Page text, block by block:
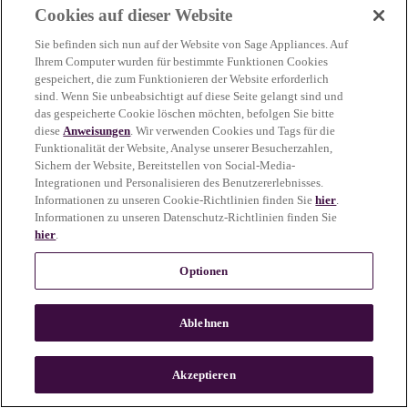
more information)
n
Cookies auf dieser Website
Sie befinden sich nun auf der Website von Sage Appliances. Auf
Ihrem Computer wurden für bestimmte Funktionen Cookies
gespeichert, die zum Funktionieren der Website erforderlich
sind. Wenn Sie unbeabsichtigt auf diese Seite gelangt sind und
das gespeicherte Cookie löschen möchten, befolgen Sie bitte
dieseAnweisungen. Wir verwenden Cookies und Tags für die
Funktionalität der Website, Analyse unserer Besucherzahlen,
Sichern der Website, Bereitstellen von Social-Media-
Integrationen und Personalisieren des Benutzererlebnisses.
Informationen zu unseren Cookie-Richtlinien finden Siehier.
Informationen zu unseren Datenschutz-Richtlinien finden Sie
hier.
Optionen
Ablehnen
Akzeptieren